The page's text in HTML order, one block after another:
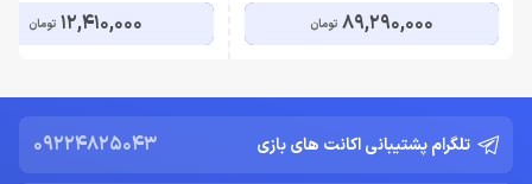
89,290,000 تومان 12,410,000 تومان
تلگرام پشتیبانی اکانت های بازی 09224825043